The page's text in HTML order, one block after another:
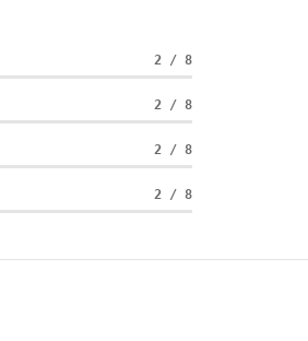
2 / 8
2 / 8
2 / 8
2 / 8